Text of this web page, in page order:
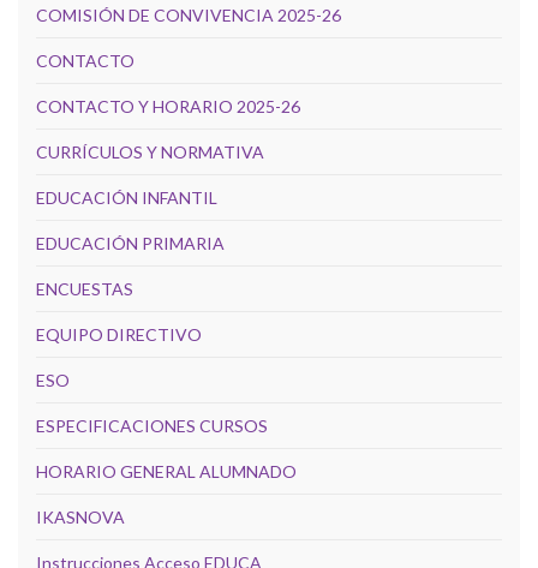
COMISIÓN DE CONVIVENCIA 2025-26
CONTACTO
CONTACTO Y HORARIO 2025-26
CURRÍCULOS Y NORMATIVA
EDUCACIÓN INFANTIL
EDUCACIÓN PRIMARIA
ENCUESTAS
EQUIPO DIRECTIVO
ESO
ESPECIFICACIONES CURSOS
HORARIO GENERAL ALUMNADO
IKASNOVA
Instrucciones Acceso EDUCA